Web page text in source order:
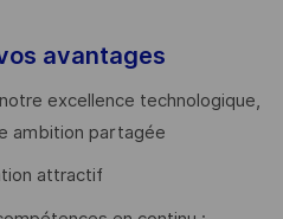
avantages
excellence technologique,
ambition partagée
attractif